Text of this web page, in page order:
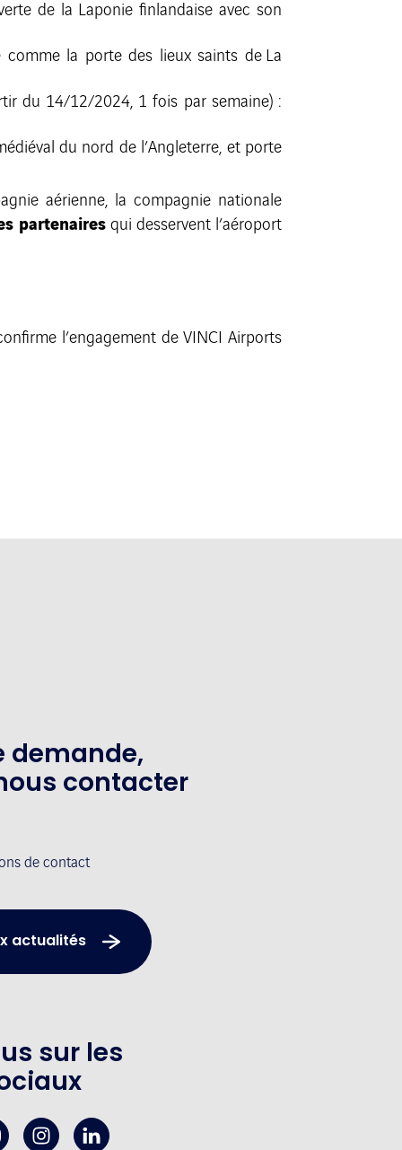
de la Laponie finlandaise avec son
la porte des lieux saints de La
du 14/12/2024, 1 fois par semaine) :
du nord de l’Angleterre, et porte
aérienne, la compagnie nationale
partenairesqui desservent l’aéroport
l’engagement de VINCI Airports
demande,
contacter
de contact
actualités
sur les